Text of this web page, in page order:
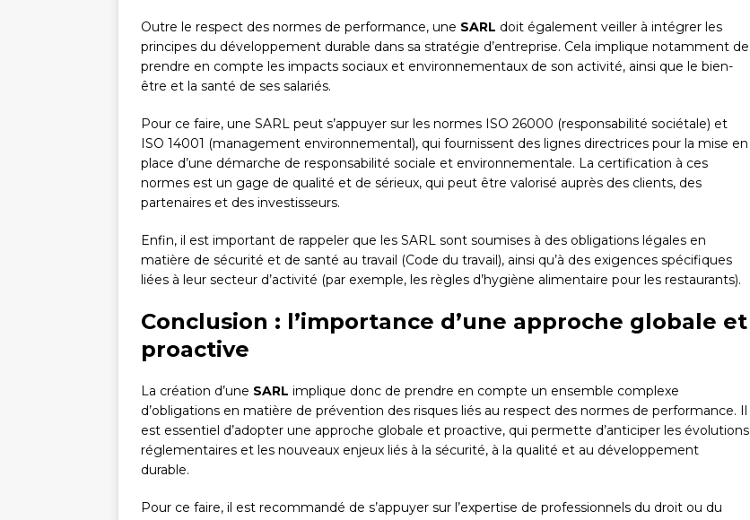
Outre le respect des normes de performance, une SARL doit également veiller à intégrer les
principes du développement durable dans sa stratégie d’entreprise. Cela implique notamment de
prendre en compte les impacts sociaux et environnementaux de son activité, ainsi que le bien-
être et la santé de ses salariés.
Pour ce faire, une SARL peut s’appuyer sur les normes ISO 26000 (responsabilité sociétale) et
ISO 14001 (management environnemental), qui fournissent des lignes directrices pour la mise en
place d’une démarche de responsabilité sociale et environnementale. La certification à ces
normes est un gage de qualité et de sérieux, qui peut être valorisé auprès des clients, des
partenaires et des investisseurs.
Enfin, il est important de rappeler que les SARL sont soumises à des obligations légales en
matière de sécurité et de santé au travail (Code du travail), ainsi qu’à des exigences spécifiques
liées à leur secteur d’activité (par exemple, les règles d’hygiène alimentaire pour les restaurants).
Conclusion : l’importance d’une approche globale et
proactive
La création d’une SARL implique donc de prendre en compte un ensemble complexe
d’obligations en matière de prévention des risques liés au respect des normes de performance. Il
est essentiel d’adopter une approche globale et proactive, qui permette d’anticiper les évolutions
réglementaires et les nouveaux enjeux liés à la sécurité, à la qualité et au développement
durable.
Pour ce faire, il est recommandé de s’appuyer sur l’expertise de professionnels du droit ou du